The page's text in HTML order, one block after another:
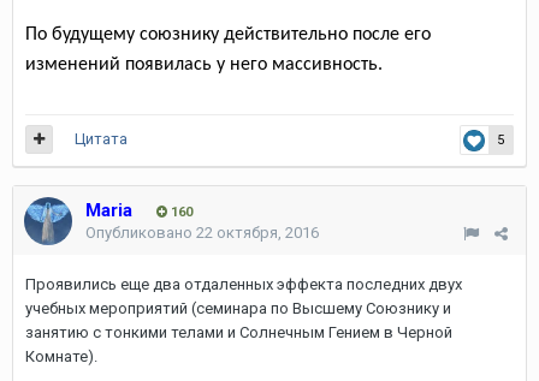
По будущему союзнику действительно после его
изменений появилась у него массивность.
5
Цитата
Maria 160
Опубликовано 22 октября, 2016
Проявились еще два отдаленных эффекта последних двух
учебных мероприятий (семинара по Высшему Союзнику и
занятию с тонкими телами и Солнечным Гением в Черной
Комнате).